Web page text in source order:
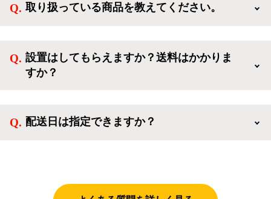
方、登録しなくてもカートに商品を入れた後、ログイ
取り扱っている商品を教えてください。
活を応援するような家電セットから、季節・空調家
電、調理家電、生活家電まで、幅広く中古家電を取り
設置はしてもらえますか？送料はかかりま
すか？
神奈川・千葉)において自社配送を選択いただくこと
配送日は指定できますか？
話にて日時決定に関するご連絡をさせて頂きます。